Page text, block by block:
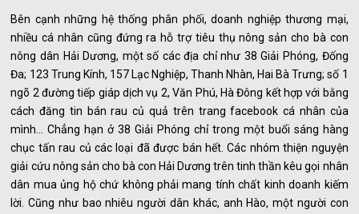
Bên cạnh những hệ thống phân phối, doanh nghiệp thương mại,
nhiều cá nhân cũng đứng ra hỗ trợ tiêu thụ nông sản cho bà con
nông dân Hải Dương, một số các địa chỉ như 38 Giải Phóng, Đống
Đa; 123 Trung Kính, 157 Lạc Nghiệp, Thanh Nhàn, Hai Bà Trưng; số 1
ngõ 2 đường tiếp giáp dịch vụ 2, Văn Phú, Hà Đông kết hợp với bằng
cách đăng tin bán rau củ quả trên trang facebook cá nhân của
mình… Chẳng hạn ở 38 Giải Phóng chỉ trong một buổi sáng hàng
chục tấn rau củ các loại đã được bán hết. Các nhóm thiện nguyện
giải cứu nông sản cho bà con Hải Dương trên tinh thần kêu gọi nhân
dân mua ủng hộ chứ không phải mang tính chất kinh doanh kiếm
lời. Cũng như bao nhiêu người dân khác, anh Hào, một người con